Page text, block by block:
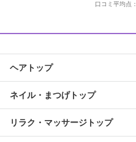
口コミ平均点：
ヘアトップ
ネイル・まつげトップ
リラク・マッサージトップ